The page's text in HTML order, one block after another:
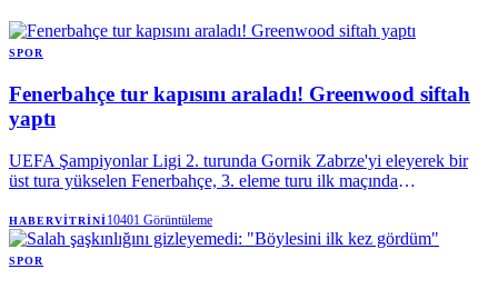
SPOR
Fenerbahçe tur kapısını araladı! Greenwood siftah
yaptı
UEFA Şampiyonlar Ligi 2. turunda Gornik Zabrze'yi eleyerek bir
üst tura yükselen Fenerbahçe, 3. eleme turu ilk maçında
büyük avantaj yakaladı. Sarı lacivertlilerde Devler Ligi
elemelerindeki üçüncü maçına çıkan Talisca, gol sayısını 3'e
yükseltti. Fenerbahçe'nin yıldız transferi Mason Greenwood ise
HABERVITRINI10401 Görüntüleme
SPOR